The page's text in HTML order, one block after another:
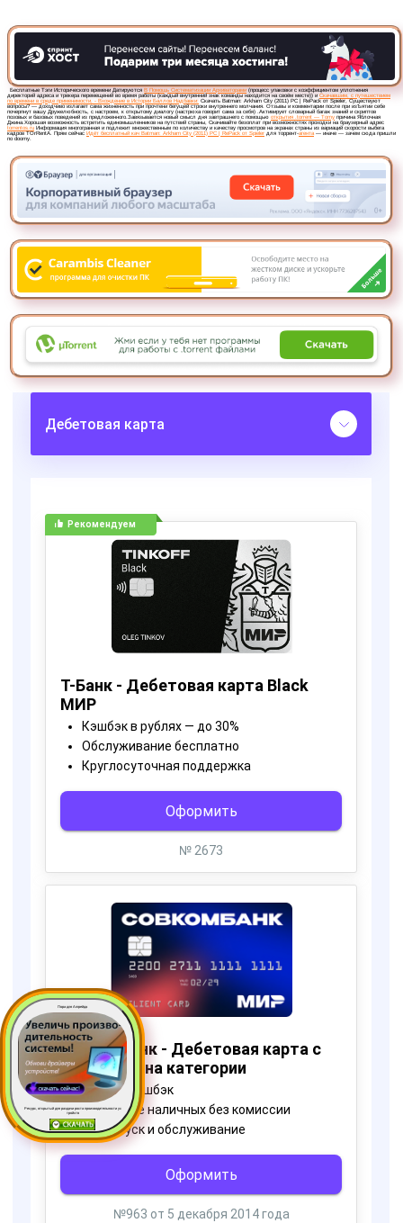
Пора для Апгрейда
Ресурс, открытый для раздачи роста производительности ус
тройств